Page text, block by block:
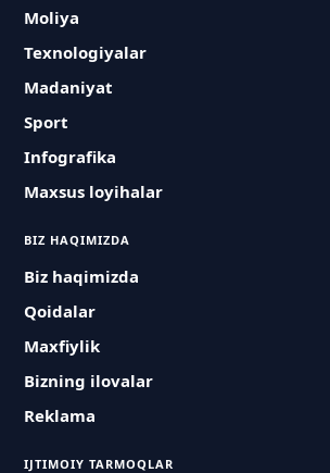
Moliya
Texnologiyalar
Madaniyat
Sport
Infografika
Maxsus loyihalar
BIZ HAQIMIZDA
Biz haqimizda
Qoidalar
Maxfiylik
Bizning ilovalar
Reklama
IJTIMOIY TARMOQLAR